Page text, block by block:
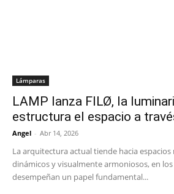
Lámparas
LAMP lanza FILØ, la
estructura el espacio a
Angel - Abr 14, 2026
La arquitectura actual tiende hacia espacios
dinámicos y visualmente armoniosos, en
desempeñan un papel fundamental...